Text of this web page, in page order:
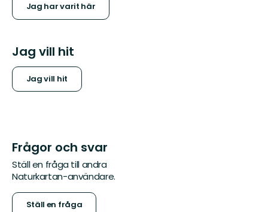
Jag har varit här
Jag vill hit
Jag vill hit
Frågor och svar
Ställ en fråga till andra
Naturkartan-användare.
Ställ en fråga